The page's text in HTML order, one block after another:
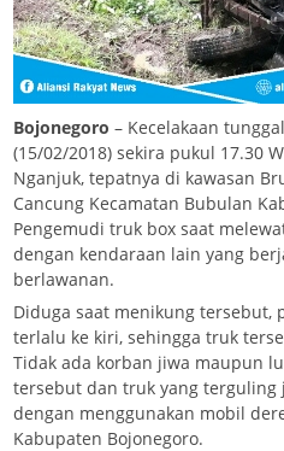
Bojonegoro – Kecelakaan
(15/02/2018) sekira pukul 17.30
Nganjuk, tepatnya di kawasan
Cancung Kecamatan Bubulan
Pengemudi truk box saat
dengan kendaraan lain yang
berlawanan.
Diduga saat menikung tersebut,
terlalu ke kiri, sehingga truk
Tidak ada korban jiwa maupun
tersebut dan truk yang terguling
dengan menggunakan mobil
Kabupaten Bojonegoro.